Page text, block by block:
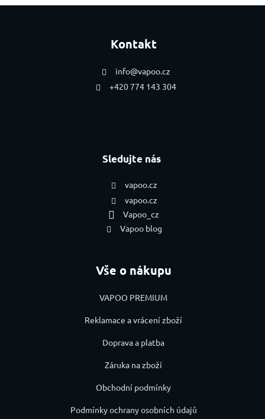
Kontakt
info@vapoo.cz
+420 774 143 304
Sledujte nás
vapoo.cz
vapoo.cz
Vapoo_cz
Vapoo blog
Vše o nákupu
VAPOO PREMIUM
Reklamace a vrácení zboží
Doprava a platba
Záruka na zboží
Obchodní podmínky
Podmínky ochrany osobních údajů